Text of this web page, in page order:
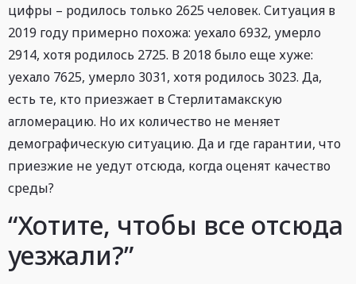
цифры – родилось только 2625 человек. Ситуация в
2019 году примерно похожа: уехало 6932, умерло
2914, хотя родилось 2725. В 2018 было еще хуже:
уехало 7625, умерло 3031, хотя родилось 3023. Да,
есть те, кто приезжает в Стерлитамакскую
агломерацию. Но их количество не меняет
демографическую ситуацию. Да и где гарантии, что
приезжие не уедут отсюда, когда оценят качество
среды?
“Хотите, чтобы все отсюда
уезжали?”